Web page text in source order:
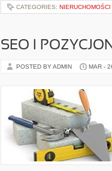
CATEGORIES: NIERUCHOMOŚCI
SEO I
POSTED BY ADMIN MAR -